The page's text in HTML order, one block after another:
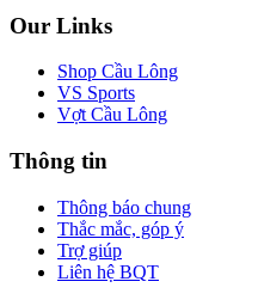
Our Links
Shop Cầu Lông
VS Sports
Vợt Cầu Lông
Thông tin
Thông báo chung
Thắc mắc, góp ý
Trợ giúp
Liên hệ BQT